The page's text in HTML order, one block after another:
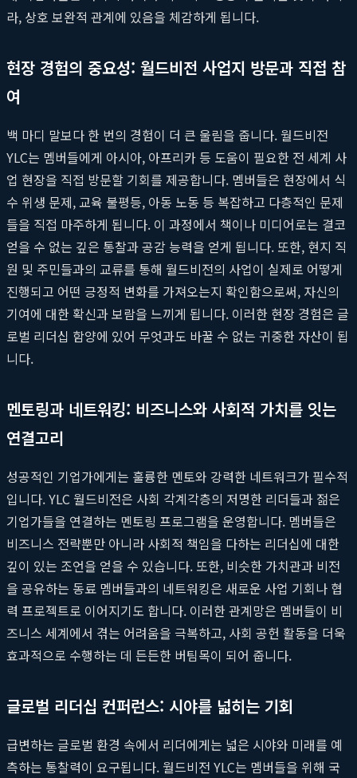
라, 상호 보완적 관계에 있음을 체감하게 됩니다.
현장 경험의 중요성: 월드비전 사업지 방문과 직접 참
여
백 마디 말보다 한 번의 경험이 더 큰 울림을 줍니다. 월드비전
YLC는 멤버들에게 아시아, 아프리카 등 도움이 필요한 전 세계 사
업 현장을 직접 방문할 기회를 제공합니다. 멤버들은 현장에서 식
수 위생 문제, 교육 불평등, 아동 노동 등 복잡하고 다층적인 문제
들을 직접 마주하게 됩니다. 이 과정에서 책이나 미디어로는 결코
얻을 수 없는 깊은 통찰과 공감 능력을 얻게 됩니다. 또한, 현지 직
원 및 주민들과의 교류를 통해 월드비전의 사업이 실제로 어떻게
진행되고 어떤 긍정적 변화를 가져오는지 확인함으로써, 자신의
기여에 대한 확신과 보람을 느끼게 됩니다. 이러한 현장 경험은 글
로벌 리더십 함양에 있어 무엇과도 바꿀 수 없는 귀중한 자산이 됩
니다.
멘토링과 네트워킹: 비즈니스와 사회적 가치를 잇는
연결고리
성공적인 기업가에게는 훌륭한 멘토와 강력한 네트워크가 필수적
입니다. YLC 월드비전은 사회 각계각층의 저명한 리더들과 젊은
기업가들을 연결하는 멘토링 프로그램을 운영합니다. 멤버들은
비즈니스 전략뿐만 아니라 사회적 책임을 다하는 리더십에 대한
깊이 있는 조언을 얻을 수 있습니다. 또한, 비슷한 가치관과 비전
을 공유하는 동료 멤버들과의 네트워킹은 새로운 사업 기회나 협
력 프로젝트로 이어지기도 합니다. 이러한 관계망은 멤버들이 비
즈니스 세계에서 겪는 어려움을 극복하고, 사회 공헌 활동을 더욱
효과적으로 수행하는 데 든든한 버팀목이 되어 줍니다.
글로벌 리더십 컨퍼런스: 시야를 넓히는 기회
급변하는 글로벌 환경 속에서 리더에게는 넓은 시야와 미래를 예
측하는 통찰력이 요구됩니다. 월드비전 YLC는 멤버들을 위해 국